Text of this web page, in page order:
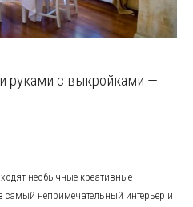
руками с выкройками —
необычные креативные
самый непримечательный интерьер и